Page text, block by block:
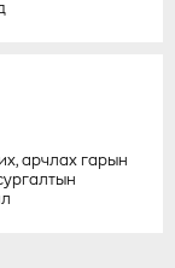
арчлах гарын